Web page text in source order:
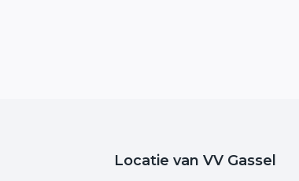
Locatie van VV Gassel